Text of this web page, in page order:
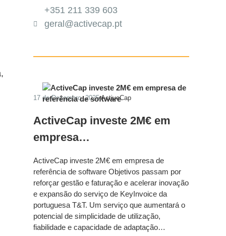
+351 211 339 603
geral@activecap.pt
17 de Dezembro, 2025ActiveCap
ActiveCap investe 2M€ em
empresa…
ActiveCap investe 2M€ em empresa de
referência de software Objetivos passam por
reforçar gestão e faturação e acelerar inovação
e expansão do serviço de KeyInvoice da
portuguesa T&T. Um serviço que aumentará o
potencial de simplicidade de utilização,
fiabilidade e capacidade de adaptação…